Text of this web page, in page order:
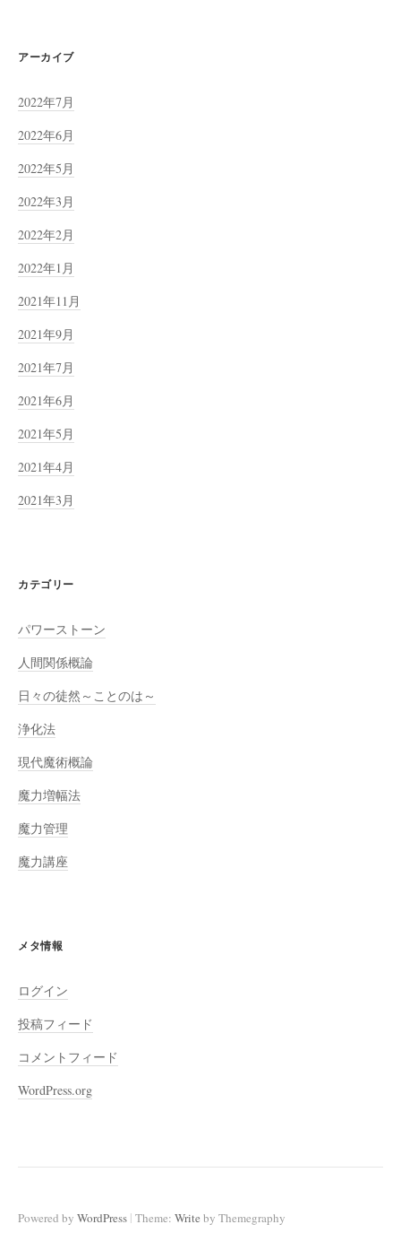
アーカイブ
2022年7月
2022年6月
2022年5月
2022年3月
2022年2月
2022年1月
2021年11月
2021年9月
2021年7月
2021年6月
2021年5月
2021年4月
2021年3月
カテゴリー
パワーストーン
人間関係概論
日々の徒然～ことのは～
浄化法
現代魔術概論
魔力増幅法
魔力管理
魔力講座
メタ情報
ログイン
投稿フィード
コメントフィード
WordPress.org
Powered by WordPress | Theme: Write by Themegraphy